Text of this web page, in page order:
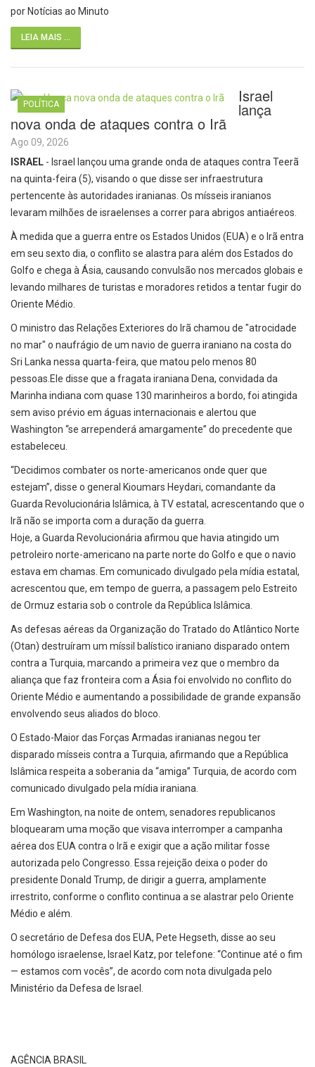
por Notícias ao Minuto
LEIA MAIS ...
POLÍTICA Israel
lança
nova onda de ataques contra o Irã
Ago 09, 2026
ISRAEL - Israel lançou uma grande onda de ataques contra Teerã
na quinta-feira (5), visando o que disse ser infraestrutura
pertencente às autoridades iranianas. Os mísseis iranianos
levaram milhões de israelenses a correr para abrigos antiaéreos.
À medida que a guerra entre os Estados Unidos (EUA) e o Irã entra
em seu sexto dia, o conflito se alastra para além dos Estados do
Golfo e chega à Ásia, causando convulsão nos mercados globais e
levando milhares de turistas e moradores retidos a tentar fugir do
Oriente Médio.
O ministro das Relações Exteriores do Irã chamou de "atrocidade
no mar" o naufrágio de um navio de guerra iraniano na costa do
Sri Lanka nessa quarta-feira, que matou pelo menos 80
pessoas.Ele disse que a fragata iraniana Dena, convidada da
Marinha indiana com quase 130 marinheiros a bordo, foi atingida
sem aviso prévio em águas internacionais e alertou que
Washington “se arrependerá amargamente” do precedente que
estabeleceu.
“Decidimos combater os norte-americanos onde quer que
estejam”, disse o general Kioumars Heydari, comandante da
Guarda Revolucionária Islâmica, à TV estatal, acrescentando que o
Irã não se importa com a duração da guerra.
Hoje, a Guarda Revolucionária afirmou que havia atingido um
petroleiro norte-americano na parte norte do Golfo e que o navio
estava em chamas. Em comunicado divulgado pela mídia estatal,
acrescentou que, em tempo de guerra, a passagem pelo Estreito
de Ormuz estaria sob o controle da República Islâmica.
As defesas aéreas da Organização do Tratado do Atlântico Norte
(Otan) destruíram um míssil balístico iraniano disparado ontem
contra a Turquia, marcando a primeira vez que o membro da
aliança que faz fronteira com a Ásia foi envolvido no conflito do
Oriente Médio e aumentando a possibilidade de grande expansão
envolvendo seus aliados do bloco.
O Estado-Maior das Forças Armadas iranianas negou ter
disparado mísseis contra a Turquia, afirmando que a República
Islâmica respeita a soberania da “amiga” Turquia, de acordo com
comunicado divulgado pela mídia iraniana.
Em Washington, na noite de ontem, senadores republicanos
bloquearam uma moção que visava interromper a campanha
aérea dos EUA contra o Irã e exigir que a ação militar fosse
autorizada pelo Congresso. Essa rejeição deixa o poder do
presidente Donald Trump, de dirigir a guerra, amplamente
irrestrito, conforme o conflito continua a se alastrar pelo Oriente
Médio e além.
O secretário de Defesa dos EUA, Pete Hegseth, disse ao seu
homólogo israelense, Israel Katz, por telefone: “Continue até o fim
— estamos com vocês”, de acordo com nota divulgada pelo
Ministério da Defesa de Israel.
AGÊNCIA BRASIL